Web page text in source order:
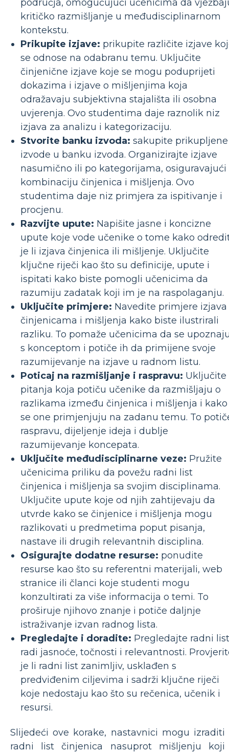
područja, omogućujući učenicima da
kritičko razmišljanje u međudisciplinarnom
kontekstu.
Prikupite izjave: prikupite različite izjave
se odnose na odabranu temu. Uključite
činjenične izjave koje se mogu poduprijeti
dokazima i izjave o mišljenjima koja
odražavaju subjektivna stajališta ili osobna
uvjerenja. Ovo studentima daje raznolik niz
izjava za analizu i kategorizaciju.
Stvorite banku izvoda: sakupite prikupljene
izvode u banku izvoda. Organizirajte izjave
nasumično ili po kategorijama, osiguravajući
kombinaciju činjenica i mišljenja. Ovo
studentima daje niz primjera za ispitivanje i
procjenu.
Razvijte upute: Napišite jasne i koncizne
upute koje vode učenike o tome kako
je li izjava činjenica ili mišljenje. Uključite
ključne riječi kao što su definicije, upute i
ispitati kako biste pomogli učenicima da
razumiju zadatak koji im je na raspolaganju.
Uključite primjere: Navedite primjere izjava
činjenicama i mišljenja kako biste ilustrirali
razliku. To pomaže učenicima da se
s konceptom i potiče ih da primijene svoje
razumijevanje na izjave u radnom listu.
Poticaj na razmišljanje i raspravu: Uključite
pitanja koja potiču učenike da razmišljaju o
razlikama između činjenica i mišljenja i kako
se one primjenjuju na zadanu temu. To
raspravu, dijeljenje ideja i dublje
razumijevanje koncepata.
Uključite međudisciplinarne veze: Pružite
učenicima priliku da povežu radni list
činjenica i mišljenja sa svojim disciplinama.
Uključite upute koje od njih zahtijevaju da
utvrde kako se činjenice i mišljenja mogu
razlikovati u predmetima poput pisanja,
nastave ili drugih relevantnih disciplina.
Osigurajte dodatne resurse: ponudite
resurse kao što su referentni materijali, web
stranice ili članci koje studenti mogu
konzultirati za više informacija o temi. To
proširuje njihovo znanje i potiče daljnje
istraživanje izvan radnog lista.
Pregledajte i doradite: Pregledajte radni list
radi jasnoće, točnosti i relevantnosti.
je li radni list zanimljiv, usklađen s
predviđenim ciljevima i sadrži ključne riječi
koje nedostaju kao što su rečenica, učenik i
resursi.
Slijedeći ove korake, nastavnici mogu izraditi
radni list činjenica nasuprot mišljenju koji